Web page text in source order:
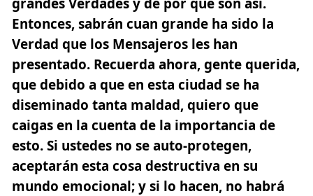
Entonces, sabrán cuan grande ha sido la
Verdad que los Mensajeros les han
presentado. Recuerda ahora, gente querida,
que debido a que en esta ciudad se ha
diseminado tanta maldad, quiero que
caigas en la cuenta de la importancia de
esto. Si ustedes no se auto-protegen,
aceptarán esta cosa destructiva en su
mundo emocional; y si lo hacen, no habrá